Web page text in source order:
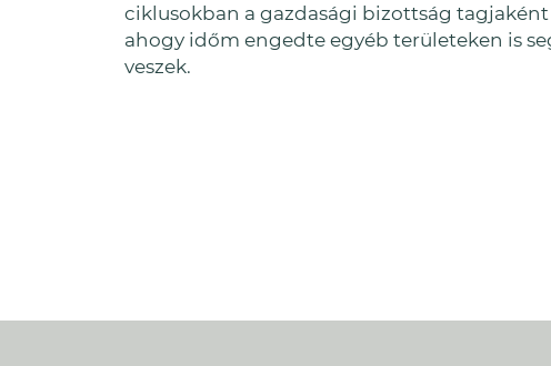
ciklusokban a gazdasági bizottság
ahogy időm engedte egyéb területeken is
veszek.